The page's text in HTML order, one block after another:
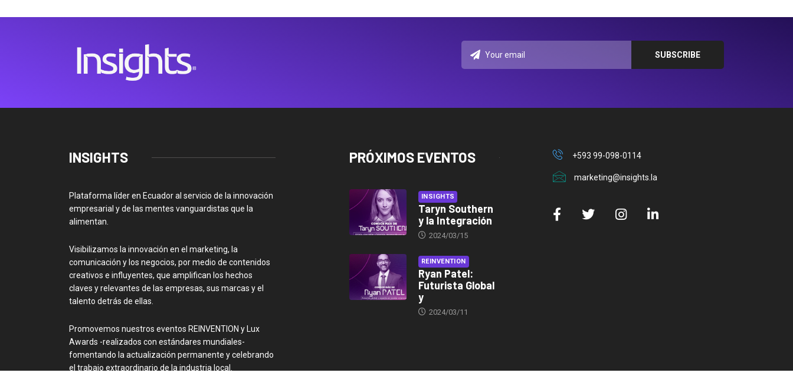
INSIGHTS
Plataforma líder en Ecuador al servicio de la innovación
empresarial y de las mentes vanguardistas que la
alimentan.
Visibilizamos la innovación en el marketing, la
comunicación y los negocios, por medio de contenidos
creativos e influyentes, que amplifican los hechos
claves y relevantes de las empresas, sus marcas y el
talento detrás de ellas.
Promovemos nuestros eventos REINVENTION y Lux
Awards -realizados con estándares mundiales-
fomentando la actualización permanente y celebrando
el trabajo extraordinario de la industria local.
PRÓXIMOS EVENTOS
INSIGHTS
Taryn Southern
y la Integración
2024/03/15
REINVENTION
Ryan Patel:
Futurista Global
y
2024/03/11
+593 99-098-0114
marketing@insights.la